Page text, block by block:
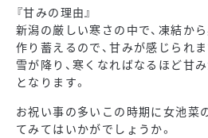
『甘みの理由』
新潟の厳しい寒さの中で、凍結か
作り蓄えるので、甘みが感じられま
雪が降り、寒くなればなるほど甘
となります。
お祝い事の多いこの時期に女池菜
てみてはいかがでしょうか。